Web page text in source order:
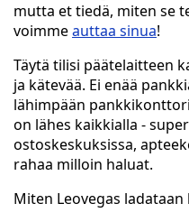
mutta et tiedä, miten se
voimmeauttaa sinua!
Täytä tilisi päätelaitteen
ja kätevää. Ei enää
lähimpään
on lähes kaikkialla -
ostoskeskuksissa,
rahaa milloin haluat.
Miten Leovegas